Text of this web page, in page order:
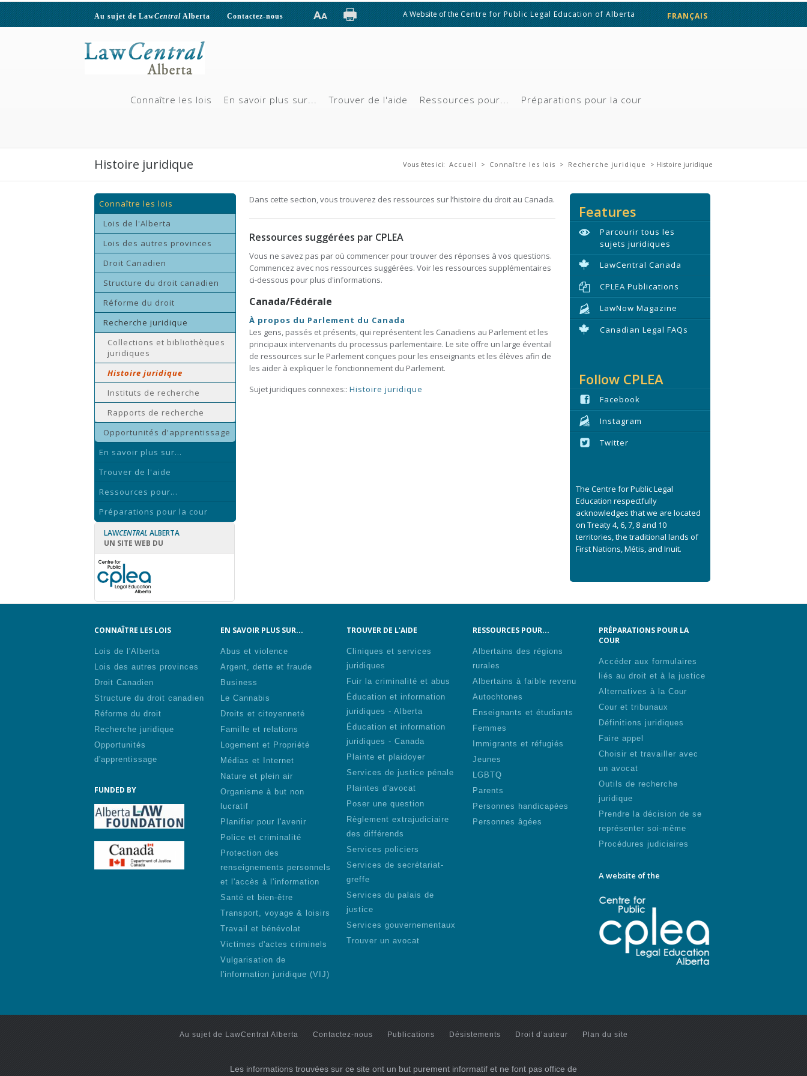
Au sujet de LawCentralAlberta Contactez-nous A Website of theCentre for Public Legal Education of Alberta FRANÇAIS
Connaître les lois En savoir plus sur... Trouver de l'aide Ressources pour... Préparations pour la cour
Vous êtes ici
Vous êtes ici: Accueil > Connaître les lois > Recherche juridique > Histoire juridique
Histoire juridique
Connaître les lois
Lois de l'Alberta
Lois des autres provinces
Droit Canadien
Structure du droit canadien
Réforme du droit
Recherche juridique
Collections et bibliothèques
juridiques
Histoire juridique
Instituts de recherche
Rapports de recherche
Opportunités d'apprentissage
En savoir plus sur...
Trouver de l'aide
Ressources pour...
Préparations pour la cour
LAWCENTRAL ALBERTA
UN SITE WEB DU
Dans cette section, vous trouverez des ressources sur l’histoire du droit au Canada.
Ressources suggérées par CPLEA
Vous ne savez pas par où commencer pour trouver des réponses à vos questions.
Commencez avec nos ressources suggérées. Voir les ressources supplémentaires
ci-dessous pour plus d'informations.
Canada/Fédérale
À propos du Parlement du Canada
Les gens, passés et présents, qui représentent les Canadiens au Parlement et les
principaux intervenants du processus parlementaire. Le site offre un large éventail
de ressources sur le Parlement conçues pour les enseignants et les élèves afin de
les aider à expliquer le fonctionnement du Parlement.
Sujet juridiques connexes:: Histoire juridique
Features
Parcourir tous les
sujets juridiques
LawCentral Canada
CPLEA Publications
LawNow Magazine
Canadian Legal FAQs
Follow CPLEA
Facebook
Instagram
Twitter
The Centre for Public Legal
Education respectfully
acknowledges that we are located
on Treaty 4, 6, 7, 8 and 10
territories, the traditional lands of
First Nations, Métis, and Inuit.
CONNAÎTRE LES LOIS
Lois de l'Alberta
Lois des autres provinces
Droit Canadien
Structure du droit canadien
Réforme du droit
Recherche juridique
Opportunités
d'apprentissage
FUNDED BY
EN SAVOIR PLUS SUR...
Abus et violence
Argent, dette et fraude
Business
Le Cannabis
Droits et citoyenneté
Famille et relations
Logement et Propriété
Médias et Internet
Nature et plein air
Organisme à but non
lucratif
Planifier pour l'avenir
Police et criminalité
Protection des
renseignements personnels
et l'accès à l'information
Santé et bien-être
Transport, voyage & loisirs
Travail et bénévolat
Victimes d'actes criminels
Vulgarisation de
l'information juridique (VIJ)
TROUVER DE L'AIDE
Cliniques et services
juridiques
Fuir la criminalité et abus
Éducation et information
juridiques - Alberta
Éducation et information
juridiques - Canada
Plainte et plaidoyer
Services de justice pénale
Plaintes d'avocat
Poser une question
Règlement extrajudiciaire
des différends
Services policiers
Services de secrétariat-
greffe
Services du palais de
justice
Services gouvernementaux
Trouver un avocat
RESSOURCES POUR...
Albertains des régions
rurales
Albertains à faible revenu
Autochtones
Enseignants et étudiants
Femmes
Immigrants et réfugiés
Jeunes
LGBTQ
Parents
Personnes handicapées
Personnes âgées
PRÉPARATIONS POUR LA
COUR
Accéder aux formulaires
liés au droit et à la justice
Alternatives à la Cour
Cour et tribunaux
Définitions juridiques
Faire appel
Choisir et travailler avec
un avocat
Outils de recherche
juridique
Prendre la décision de se
représenter soi-même
Procédures judiciaires
A website of the
Au sujet de LawCentral Alberta Contactez-nous Publications Désistements Droit d’auteur Plan du site
Les informations trouvées sur ce site ont un but purement informatif et ne font pas office de